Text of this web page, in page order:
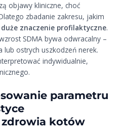
objawy kliniczne, choć
zbadanie zakresu, jakim
znaczenie profilaktyczne.
SDMA bywa odwracalny –
ostrych uszkodzeń nerek.
indywidualnie,
parametru
kotów